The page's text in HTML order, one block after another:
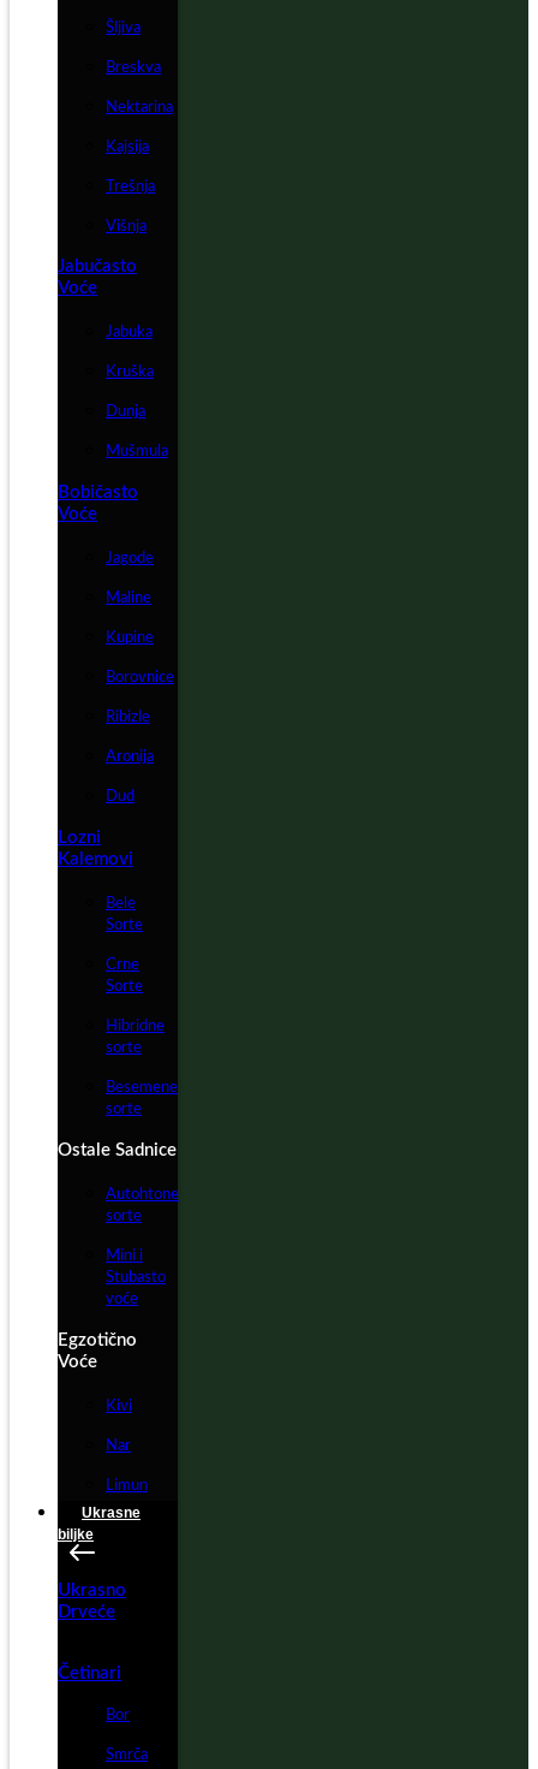
Šljiva
Breskva
Nektarina
Kajsija
Trešnja
Višnja
Jabučasto
Voće
Jabuka
Kruška
Dunja
Mušmula
Bobičasto
Voće
Jagode
Maline
Kupine
Borovnice
Ribizle
Aronija
Dud
Lozni
Kalemovi
Bele
Sorte
Crne
Sorte
Hibridne
sorte
Besemene
sorte
Ostale Sadnice
Autohtone
sorte
Mini i
Stubasto
voće
Egzotično
Voće
Kivi
Nar
Limun
Ukrasne
biljke
Ukrasno
Drveće
Četinari
Bor
Smrča